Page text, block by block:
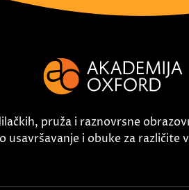
pruža i raznovrsne
usavršavanje i obuke za različite